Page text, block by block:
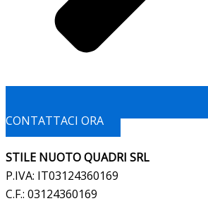
CONTATTACI ORA
STILE NUOTO QUADRI SRL
P.IVA: IT03124360169
C.F.: 03124360169